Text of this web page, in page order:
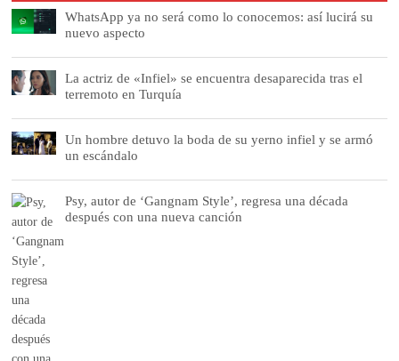
WhatsApp ya no será como lo conocemos: así lucirá su
nuevo aspecto
La actriz de «Infiel» se encuentra desaparecida tras el
terremoto en Turquía
Un hombre detuvo la boda de su yerno infiel y se armó
un escándalo
Psy, autor de ‘Gangnam Style’, regresa una década
después con una nueva canción